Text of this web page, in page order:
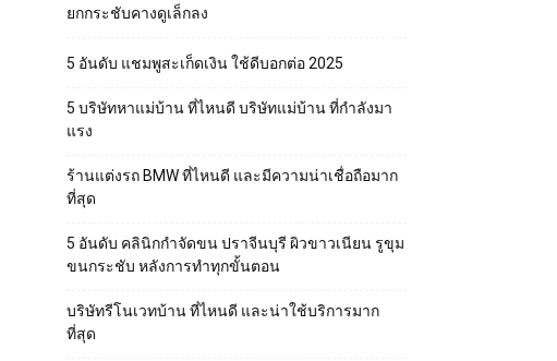
ยกกระชับคางดูเล็กลง
5 อันดับ แชมพูสะเก็ดเงิน ใช้ดีบอกต่อ 2025
5 บริษัทหาแม่บ้าน ที่ไหนดี บริษัทแม่บ้าน ที่กำลังมา
แรง
ร้านแต่งรถ BMW ที่ไหนดี และมีความน่าเชื่อถือมาก
ที่สุด
5 อันดับ คลินิกกำจัดขน ปราจีนบุรี ผิวขาวเนียน รูขุม
ขนกระชับ หลังการทำทุกขั้นตอน
บริษัทรีโนเวทบ้าน ที่ไหนดี และน่าใช้บริการมาก
ที่สุด